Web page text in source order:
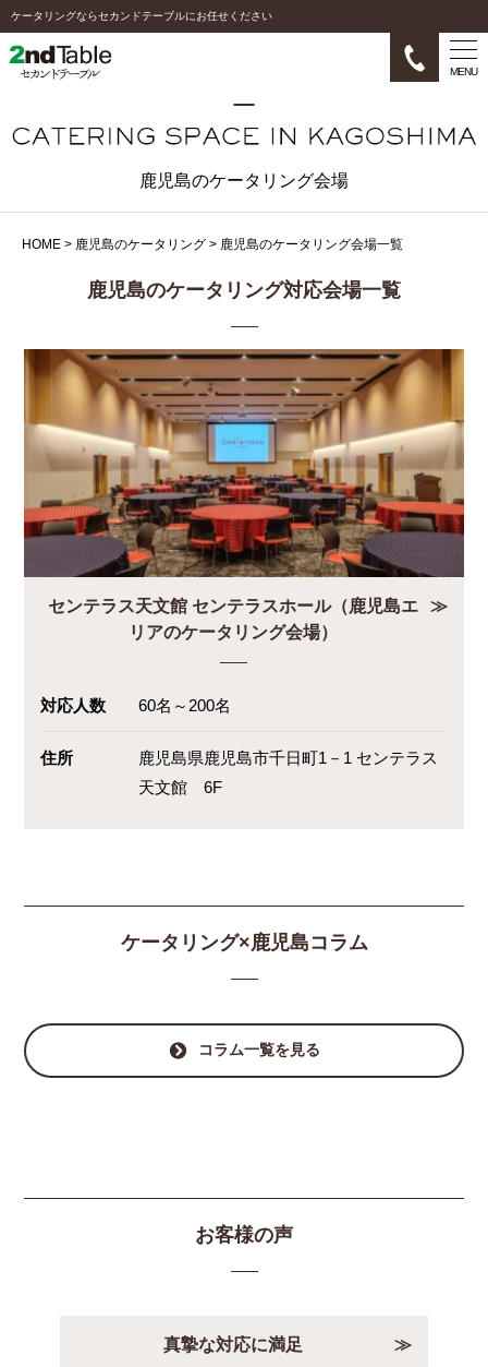
ケータリングならセカンドテーブルにお任せください
MENU
鹿児島のケータリング会場
HOME > 鹿児島のケータリング > 鹿児島のケータリング会場一覧
鹿児島のケータリング対応会場一覧
センテラス天文館 センテラスホール（鹿児島エ
リアのケータリング会場）
対応人数 60名～200名
住所
鹿児島県鹿児島市千日町1－1 センテラス
天文館 6F
ケータリング×鹿児島コラム
コラム一覧を見る
お客様の声
真摯な対応に満足